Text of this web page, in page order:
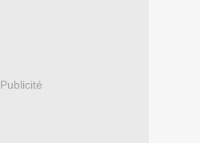
Publicité